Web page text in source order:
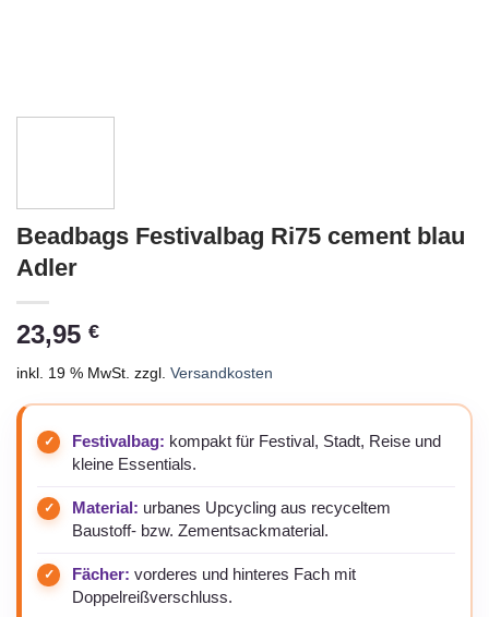
Beadbags Festivalbag Ri75 cement blau
Adler
23,95 €
inkl. 19 % MwSt. zzgl. Versandkosten
Festivalbag: kompakt für Festival, Stadt, Reise und
kleine Essentials.
Material: urbanes Upcycling aus recyceltem
Baustoff- bzw. Zementsackmaterial.
Fächer: vorderes und hinteres Fach mit
Doppelreißverschluss.